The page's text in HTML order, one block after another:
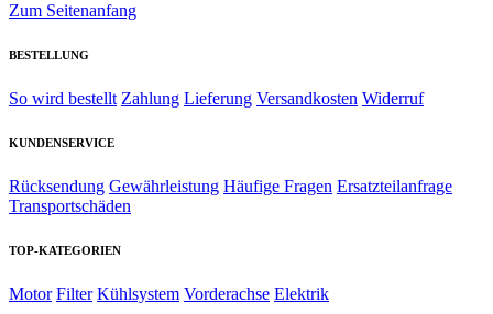
Zum Seitenanfang
BESTELLUNG
So wird bestellt Zahlung Lieferung Versandkosten Widerruf
KUNDENSERVICE
Rücksendung Gewährleistung Häufige Fragen Ersatzteilanfrage
Transportschäden
TOP-KATEGORIEN
Motor Filter Kühlsystem Vorderachse Elektrik